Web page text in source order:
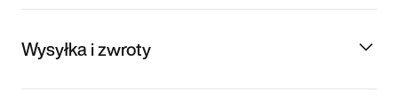
Wysyłka i zwroty